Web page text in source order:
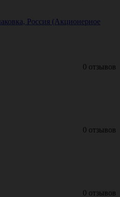
Россия (Акционерное
0 отзывов
0 отзывов
0 отзывов